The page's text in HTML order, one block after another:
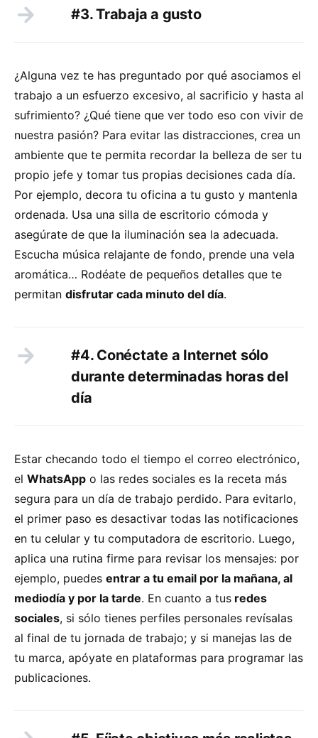
#3. Trabaja a gusto
¿Alguna vez te has preguntado por qué asociamos el
trabajo a un esfuerzo excesivo, al sacrificio y hasta al
sufrimiento? ¿Qué tiene que ver todo eso con vivir de
nuestra pasión? Para evitar las distracciones, crea un
ambiente que te permita recordar la belleza de ser tu
propio jefe y tomar tus propias decisiones cada día.
Por ejemplo, decora tu oficina a tu gusto y mantenla
ordenada. Usa una silla de escritorio cómoda y
asegúrate de que la iluminación sea la adecuada.
Escucha música relajante de fondo, prende una vela
aromática… Rodéate de pequeños detalles que te
permitan disfrutar cada minuto del día.
#4. Conéctate a Internet sólo
durante determinadas horas del
día
Estar checando todo el tiempo el correo electrónico,
el WhatsApp o las redes sociales es la receta más
segura para un día de trabajo perdido. Para evitarlo,
el primer paso es desactivar todas las notificaciones
en tu celular y tu computadora de escritorio. Luego,
aplica una rutina firme para revisar los mensajes: por
ejemplo, puedes entrar a tu email por la mañana, al
mediodía y por la tarde. En cuanto a tus redes
sociales, si sólo tienes perfiles personales revísalas
al final de tu jornada de trabajo; y si manejas las de
tu marca, apóyate en plataformas para programar las
publicaciones.